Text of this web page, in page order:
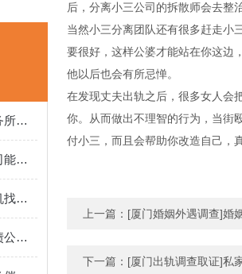
[厦门调查公司]厦门调查事务所法律法规体系
[厦门私家调查]正规调查公司能调查外遇证据吗？
[厦门私人调查]网上专业手机找人靠谱吗？
[厦门婚姻外遇调查]厦门讨债公司：怎么看对方是否故意不还钱?
后，分离小三公司的拆散师会去整
当然小三分离团队还有很多赶走小
要很好，这样公婆才能站在你这边
他以后也会有所忌惮。
在发现丈夫出轨之后，很多女人会
你。从而做出不理智的行为，当街
付小三，而且会帮助你改造自己，
上一篇： [厦门婚姻外遇调查]婚
下一篇： [厦门出轨调查取证]私